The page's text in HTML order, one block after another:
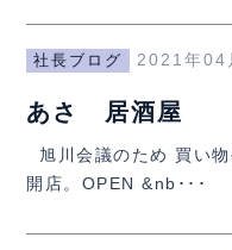
社長ブログ 2021年04
あさ 居酒屋
旭川会議のため 買い
開店。OPEN &nb･･･